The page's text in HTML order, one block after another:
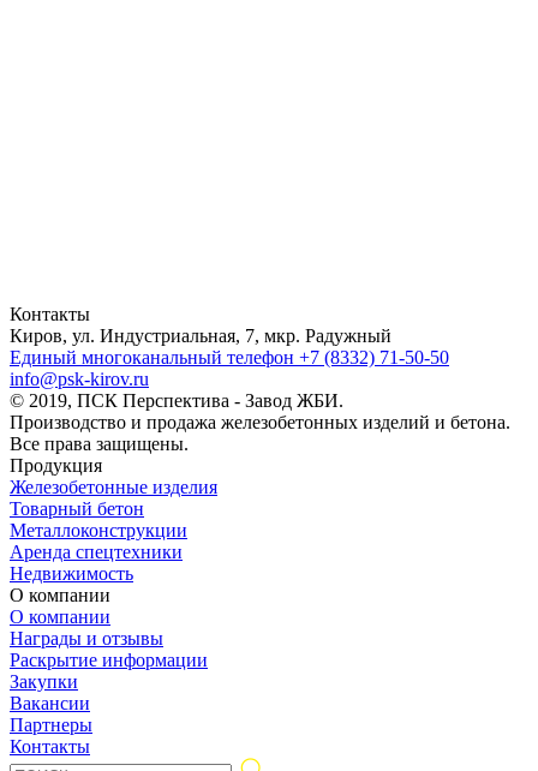
Контакты
Киров, ул. Индустриальная, 7, мкр. Радужный
Единый многоканальный телефон +7 (8332) 71-50-50
info@psk-kirov.ru
© 2019, ПСК Перспектива - Завод ЖБИ.
Производство и продажа железобетонных изделий и бетона.
Все права защищены.
Продукция
Железобетонные изделия
Товарный бетон
Металлоконструкции
Аренда спецтехники
Недвижимость
О компании
О компании
Награды и отзывы
Раскрытие информации
Закупки
Вакансии
Партнеры
Контакты